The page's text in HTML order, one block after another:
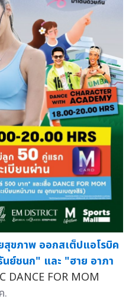
ขภาพ ออกสเต็ปแอโรบิค
ย์ชนก" และ "ฮาย อาภา
DANCE FOR MOM
.